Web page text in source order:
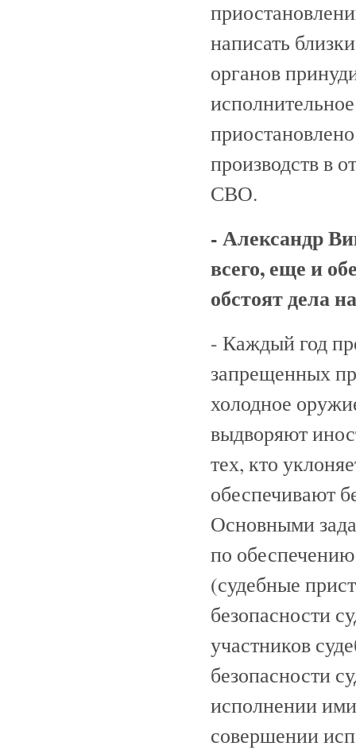
написать
органов
производств в
СВО.
- Александр
всего, еще и
обстоят дела
- Каждый год
запрещенных
холодное
выдворяют
тех, кто
обеспечивают
Основными
по обеспечению
(судебные
безопасности
участников
безопасности
исполнении
совершении